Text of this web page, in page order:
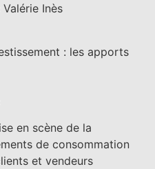
Inès
: les apports
en scène de la
de consommation
et vendeurs